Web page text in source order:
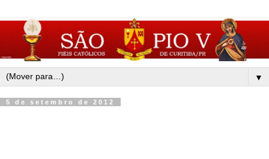
▼
5 de setembro de 2012